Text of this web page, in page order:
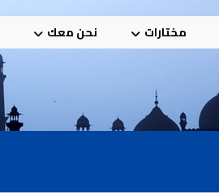
مختارات نحن معك